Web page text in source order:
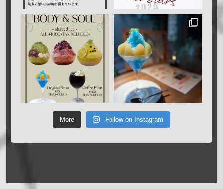
More Follow on Instagram